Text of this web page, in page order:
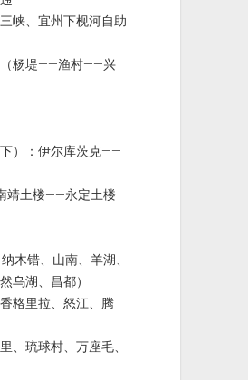
峡、宜州下枧河自助
（杨堤——渔村——兴
）：伊尔库茨克——
靖土楼——永定土楼
木错、山南、羊湖、
乌湖、昌都）
格里拉、怒江、腾
、琉球村、万座毛、